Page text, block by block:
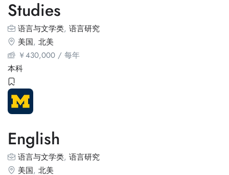
Studies
语言与文学类, 语言研究
美国, 北美
￥430,000 / 每年
本科
English
语言与文学类, 语言研究
美国, 北美